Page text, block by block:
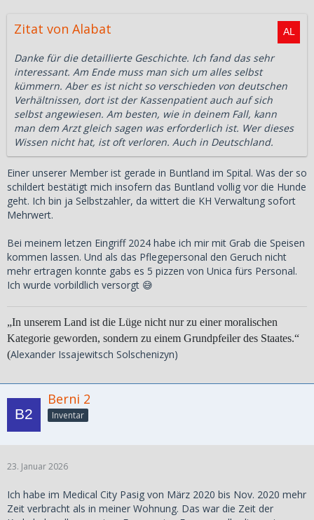
Zitat von Alabat
Danke für die detaillierte Geschichte. Ich fand das sehr
interessant. Am Ende muss man sich um alles selbst
kümmern. Aber es ist nicht so verschieden von deutschen
Verhältnissen, dort ist der Kassenpatient auch auf sich
selbst angewiesen. Am besten, wie in deinem Fall, kann
man dem Arzt gleich sagen was erforderlich ist. Wer dieses
Wissen nicht hat, ist oft verloren. Auch in Deutschland.
Einer unserer Member ist gerade in Buntland im Spital. Was der so
schildert bestätigt mich insofern das Buntland vollig vor die Hunde
geht. Ich bin ja Selbstzahler, da wittert die KH Verwaltung sofort
Mehrwert.
Bei meinem letzen Eingriff 2024 habe ich mir mit Grab die Speisen
kommen lassen. Und als das Pflegepersonal den Geruch nicht
mehr ertragen konnte gabs es 5 pizzen von Unica fürs Personal.
Ich wurde vorbildlich versorgt 😅
„In unserem Land ist die Lüge nicht nur zu einer moralischen
Kategorie geworden, sondern zu einem Grundpfeiler des Staates.“
(Alexander Issajewitsch Solschenizyn)
Berni 2
Inventar
23. Januar 2026
Ich habe im Medical City Pasig von März 2020 bis Nov. 2020 mehr
Zeit verbracht als in meiner Wohnung. Das war die Zeit der